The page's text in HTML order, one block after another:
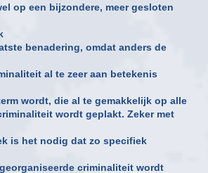
op een bijzondere, meer gesloten
benadering, omdat anders de
al te zeer aan betekenis
wordt, die al te gemakkelijk op alle
wordt geplakt. Zeker met
is het nodig dat zo specifiek
criminaliteit wordt